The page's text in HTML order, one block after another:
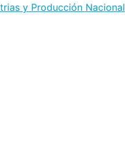
y Producción Nacional